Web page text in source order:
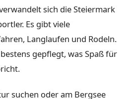
sich die Steiermark
Es gibt viele
Langlaufen und Rodeln.
gepflegt, was Spaß für
suchen oder am Bergsee